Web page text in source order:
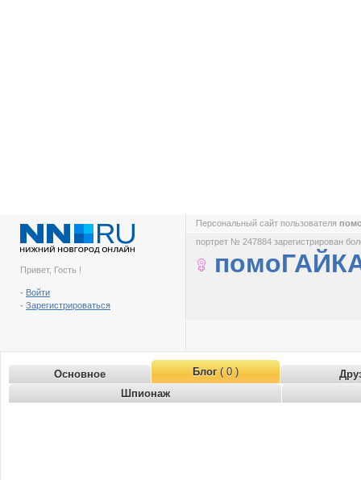
Привет, Гость !
- Войти
- Зарегистрироваться
Персональный сайт пользователя
портрет № 247884 зарегистрирован
Основное Блог( 0 )
Шпионаж